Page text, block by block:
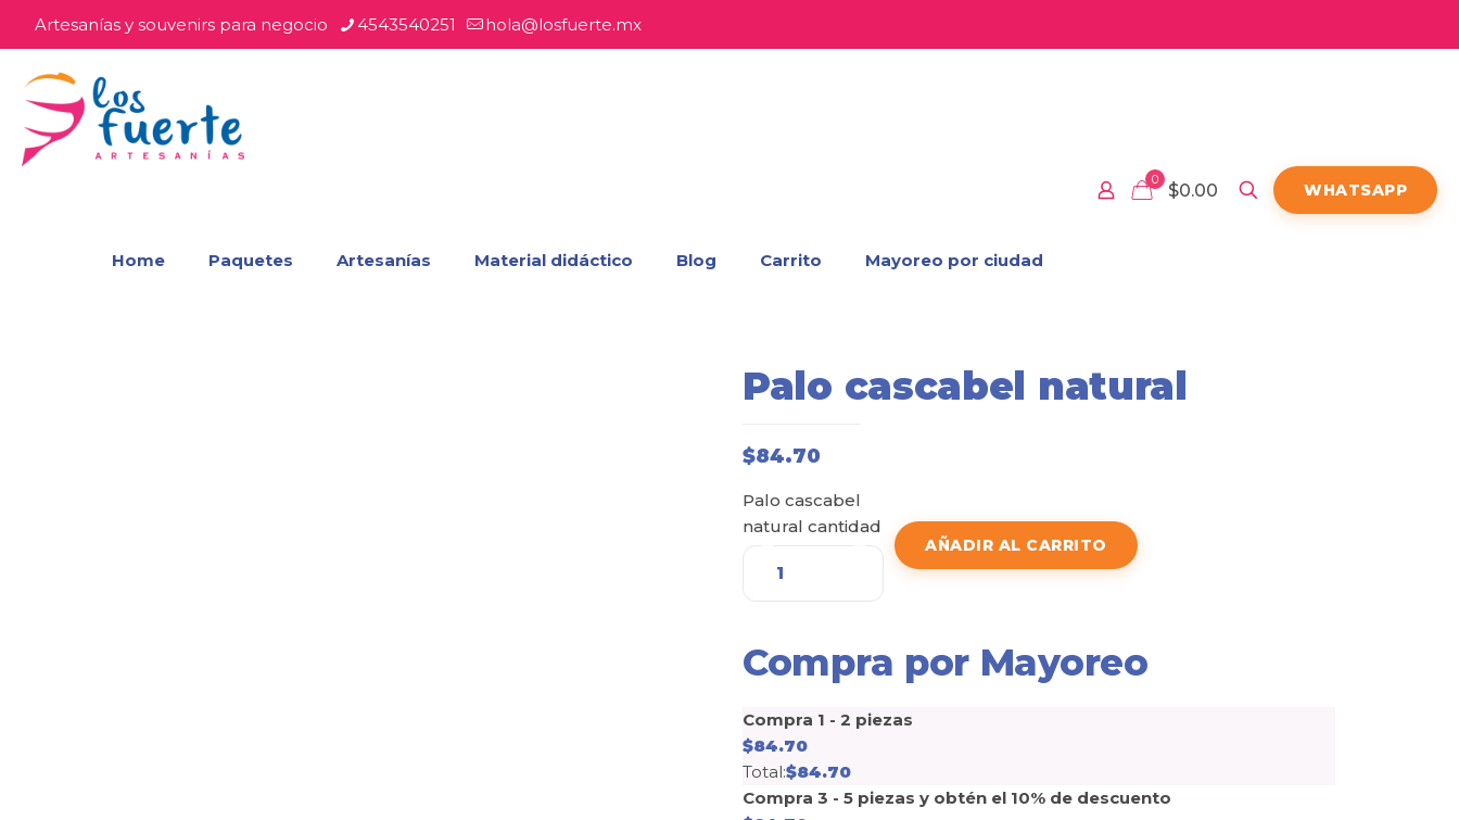
Artesanías y souvenirs para negocio 4543540251 hola@losfuerte.mx
Home Paquetes Artesanías Material didáctico Blog Carrito Mayoreo por ciudad
0
$0.00 WHATSAPP
Palo cascabel natural
$84.70
Palo cascabel
natural cantidad
AÑADIR AL CARRITO
Compra por Mayoreo
Compra 1 - 2 piezas
$84.70
Total:$84.70
Compra 3 - 5 piezas y obtén el 10% de descuento